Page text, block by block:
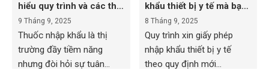
hiểu quy trình và các thủ
tục liên quan
9 Tháng 9, 2025
Thuốc nhập khẩu là thị
trường đầy tiềm năng
nhưng đòi hỏi sự tuân
khẩu thiết bị y tế mà bạn
cần biết
8 Tháng 9, 2025
Quy trình xin giấy phép
nhập khẩu thiết bị y tế
theo quy định mới...